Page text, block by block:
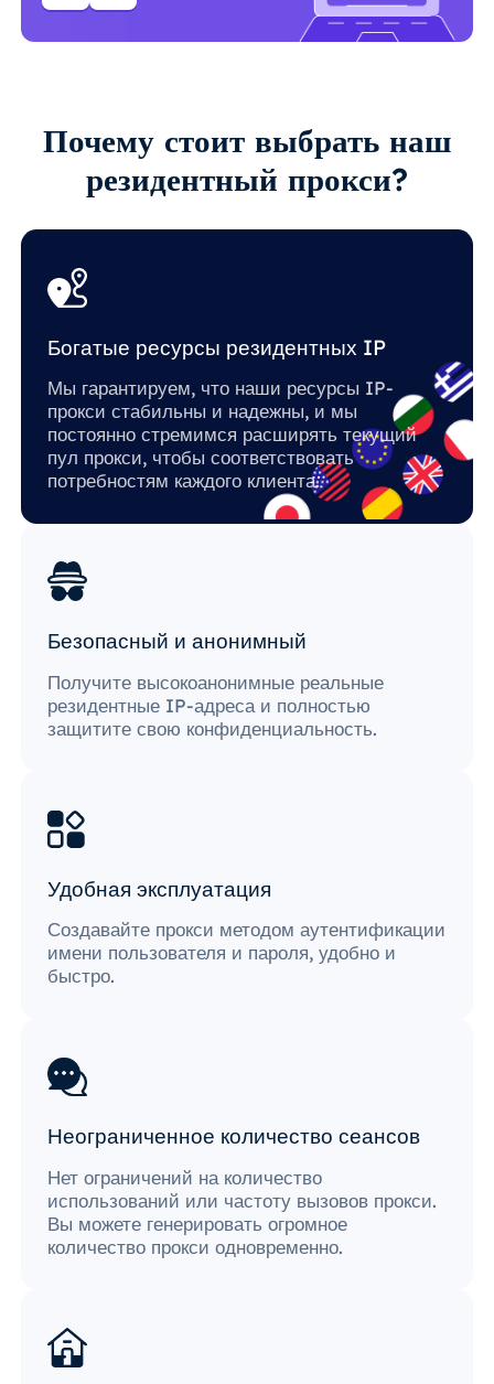
Почему стоит выбрать наш
резидентный прокси?
Богатые ресурсы резидентных IP
Мы гарантируем, что наши ресурсы IP-
прокси стабильны и надежны, и мы
постоянно стремимся расширять текущий
пул прокси, чтобы соответствовать
потребностям каждого клиента.
Безопасный и анонимный
Получите высокоанонимные реальные
резидентные IP-адреса и полностью
защитите свою конфиденциальность.
Удобная эксплуатация
Создавайте прокси методом аутентификации
имени пользователя и пароля, удобно и
быстро.
Неограниченное количество сеансов
Нет ограничений на количество
использований или частоту вызовов прокси.
Вы можете генерировать огромное
количество прокси одновременно.